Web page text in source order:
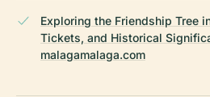
Exploring the Friendship Tree
Tickets, and Historical
malagamalaga.com